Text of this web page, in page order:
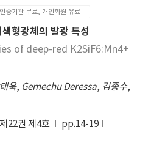
at 800~900 oC in molten
CaCl2, the diamond
with Cr7C3. The surfaces
are analyzed using
average thickness of the
is calculated from the
size analysis. By using
the Cr7C3 coating
증기관 무료, 개인회원 유료
형광체의 발광 특성
of deep-red K2SiF6:Mn4+
욱, Gemechu Deressa, 김종수,
제22권 제4호
pp.14-19